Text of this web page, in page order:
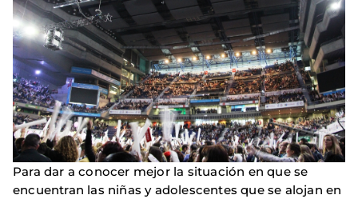
Para dar a conocer mejor la situación en que se
encuentran las niñas y adolescentes que se alojan en